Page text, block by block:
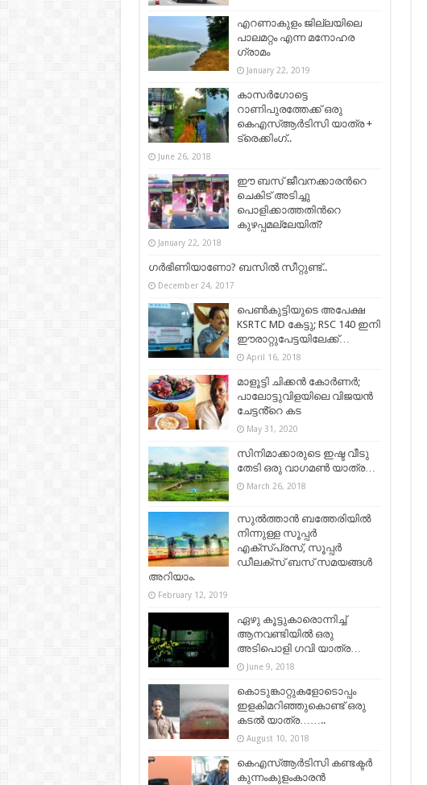
എറണാകുളം ജില്ലയിലെ
പാലമറ്റം എന്ന മനോഹര
ഗ്രാമം
January 22, 2019
കാസർഗോട്ടെ
റാണിപുരത്തേക്ക് ഒരു
കെഎസ്ആർടിസി യാത്ര +
ട്രെക്കിംഗ്..
June 26, 2018
ഈ ബസ് ജീവനക്കാരന്‍റെ
ചെകിട് അടിച്ചു
പൊളിക്കാത്തതിന്‍റെ
കുഴപ്പമല്ലേയിത്?
January 22, 2018
ഗർഭിണിയാണോ? ബസിൽ സീറ്റുണ്ട്..
December 24, 2017
പെണ്‍കുട്ടിയുടെ അപേക്ഷ
KSRTC MD കേട്ടു; RSC 140 ഇനി
ഈരാറ്റുപേട്ടയിലേക്ക്…
April 16, 2018
മാളൂട്ടി ചിക്കൻ കോർണർ;
പാലോട്ടുവിളയിലെ വിജയൻ
ചേട്ടൻ്റെ കട
May 31, 2020
സിനിമാക്കാരുടെ ഇഷ്ട വീടു
തേടി ഒരു വാഗമണ്‍ യാത്ര…
March 26, 2018
സുൽത്താൻ ബത്തേരിയിൽ
നിന്നുള്ള സൂപ്പർ
എക്സ്പ്രസ്, സൂപ്പർ
ഡീലക്സ് ബസ് സമയങ്ങൾ
അറിയാം.
February 12, 2019
ഏഴു കൂട്ടുകാരൊന്നിച്ച്
ആനവണ്ടിയിൽ ഒരു
അടിപൊളി ഗവി യാത്ര…
June 9, 2018
കൊടുങ്കാറ്റുകളോടൊപ്പം
ഇളകിമറിഞ്ഞുകൊണ്ട് ഒരു
കടല്‍ യാത്ര……..
August 10, 2018
കെഎസ്ആര്‍ടിസി കണ്ടക്ടര്‍
കുന്നംകുളംകാരൻ